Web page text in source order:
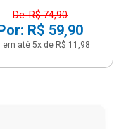
De: R$ 74,90
R$ 59,90
em até 5x de R$ 11,98